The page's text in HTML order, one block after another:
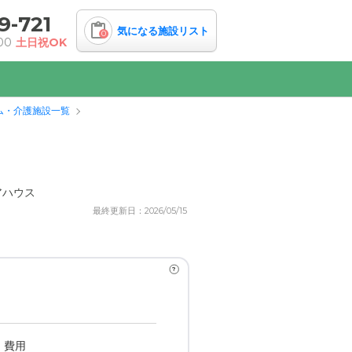
721
土日祝OK
0 気になる施設リスト
・介護施設一覧
ウス
最終更新日：2026/05/15
?
費用